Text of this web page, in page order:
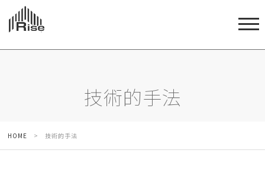
技術的手法
HOME > 技術的手法